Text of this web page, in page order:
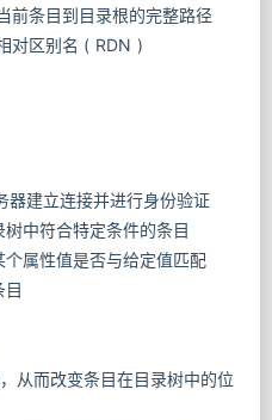
前条目到目录根的完整路径
对区别名 ( RDN )
器建立连接并进行身份验证
中符合特定条件的条目
属性值是否与给定值匹配
目
从而改变条目在目录树中的位